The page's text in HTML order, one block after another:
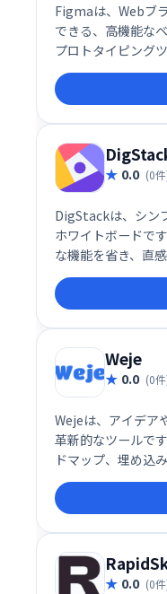
Figmaは、Webブ
できる、高機能な
プロトタイピング
対応し、Figma
ーも可能。チーム
ンからプロトタイ
0.0 (0
DigStackは、シン
ホワイトボードで
な機能を省き、直
します。学習コス
とで、チームの生
Weje
0.0 (0
Wejeは、アイデア
革新的なツールで
ドマップ、埋め込
作で作業を効率化
対応し、チームで
9月と10月は全ア
す。独自のハイパ
揮しましょう！
0.0 (0